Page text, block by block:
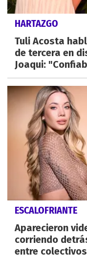
HARTAZGO
Tuli Acosta
de tercera en
Joaqui:
ESCALOFRIANTE
Aparecieron
corriendo
entre colectivos